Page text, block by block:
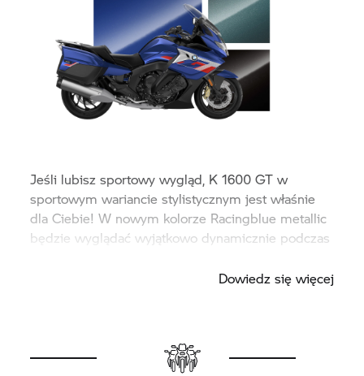
Jeśli lubisz sportowy wygląd, K 1600 GT w
sportowym wariancie stylistycznym jest właśnie
dla Ciebie! W nowym kolorze Racingblue metallic
będzie wyglądać wyjątkowo dynamicznie podczas
Dowiedz się więcej